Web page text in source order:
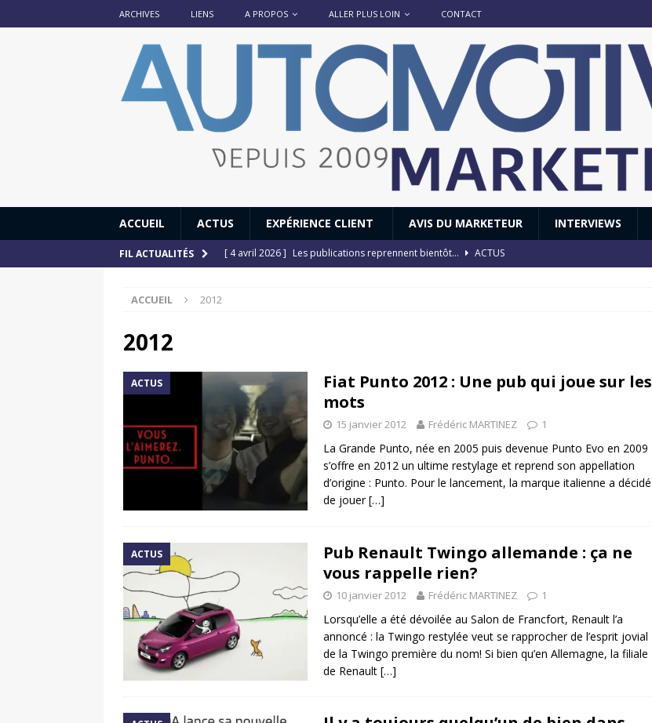
ARCHIVES LIENS A PROPOS ALLER PLUS LOIN CONTACT
ACCUEIL ACTUS EXPÉRIENCE CLIENT AVIS DU MARKETEUR INTERVIEWS
FIL ACTUALITÉS [ 4 avril 2026 ] Les publications reprennent bientôt…
ACTUS
[ 11 avril 2020 ]
#StayHome : Honda dévoile un spot publicitaire… confiné! ACTUS
ACCUEIL 2012
2012
ACTUS
Fiat Punto 2012 : Une pub qui joue sur les
mots
15 janvier 2012 Frédéric MARTINEZ 1
La Grande Punto, née en 2005 puis devenue Punto Evo en 2009
s’offre en 2012 un ultime restylage et reprend son appellation
d’origine : Punto. Pour le lancement, la marque italienne a décidé
de jouer[…]
ACTUS
Pub Renault Twingo allemande : ça ne
vous rappelle rien?
10 janvier 2012 Frédéric MARTINEZ 1
Lorsqu’elle a été dévoilée au Salon de Francfort, Renault l’a
annoncé : la Twingo restylée veut se rapprocher de l’esprit jovial
de la Twingo première du nom! Si bien qu’en Allemagne, la filiale
de Renault […]